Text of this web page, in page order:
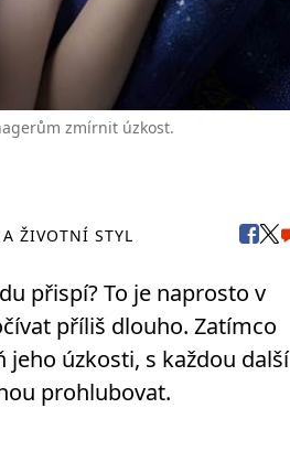
zmírnit úzkost.
ŽIVOTNÍ STYL
přispí? To je naprosto v
příliš dlouho. Zatímco
jeho úzkosti, s každou další
prohlubovat.